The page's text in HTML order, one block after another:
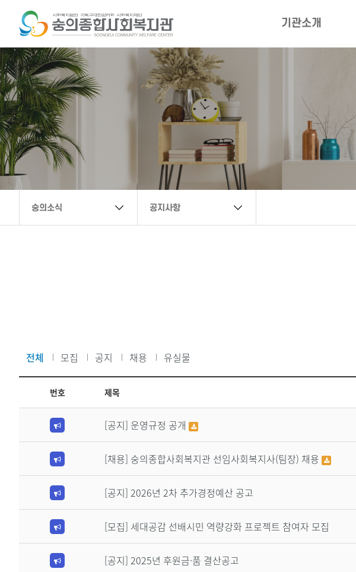
기관소개
복지관 문의 연락처
032-888-6222
secwc@hanmail.net
법인소개
비전·미션·ESG경영
복지관 연혁
숭의소식 공지사항
전체 모집 공지 채용 유실물
번호 제목
[공지] 운영규정 공개
[채용] 숭의종합사회복지관 선임사회복지사(팀장) 채용
[공지] 2026년 2차 추가경정예산 공고
[모집] 세대공감 선배시민 역량강화 프로젝트 참여자 모집
[공지] 2025년 후원금·품 결산공고